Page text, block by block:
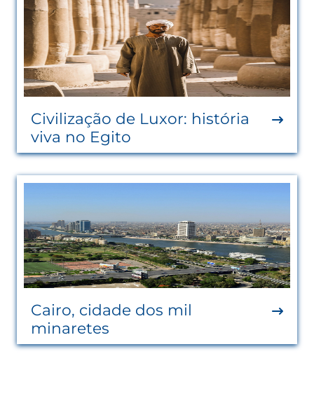
Civilização de Luxor: história
viva no Egito
Cairo, cidade dos mil
minaretes